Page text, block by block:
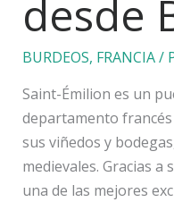
desde
BURDEOS, FRANCIA/
Saint-Émilion es un
departamento
sus viñedos y
medievales. Gracias a
una de las mejores